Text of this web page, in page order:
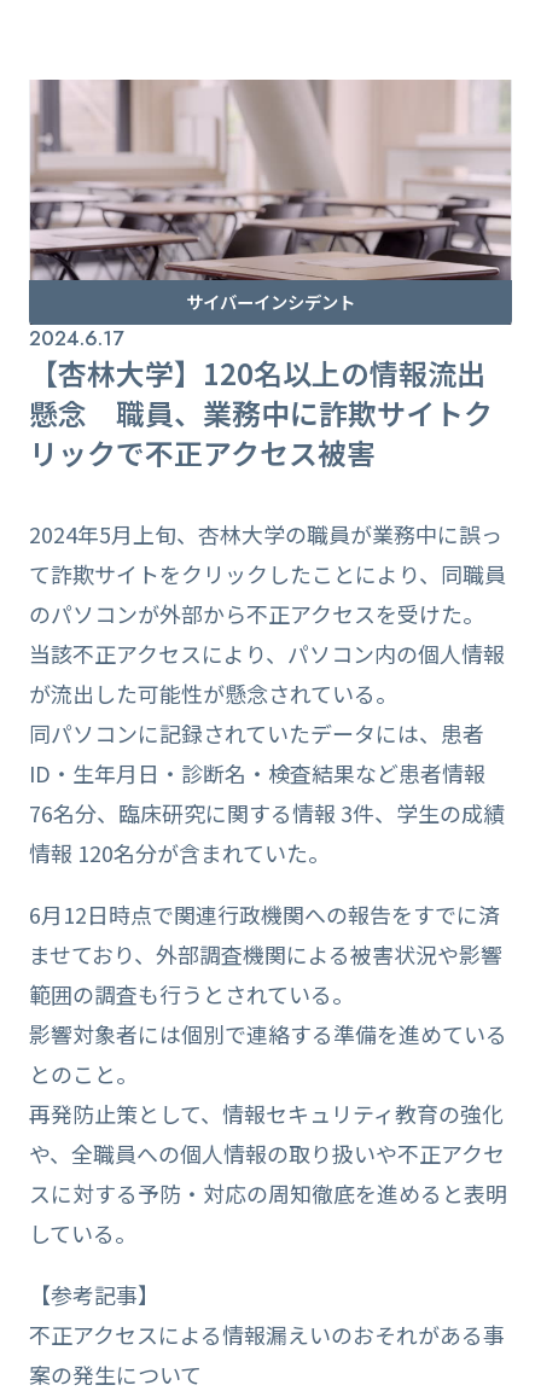
サイバーインシデント
2024.6.17
【杏林大学】120名以上の情報流出
懸念 職員、業務中に詐欺サイトク
リックで不正アクセス被害
2024年5月上旬、杏林大学の職員が業務中に誤っ
て詐欺サイトをクリックしたことにより、同職員
のパソコンが外部から不正アクセスを受けた。
当該不正アクセスにより、パソコン内の個人情報
が流出した可能性が懸念されている。
同パソコンに記録されていたデータには、患者
ID・生年月日・診断名・検査結果など患者情報
76名分、臨床研究に関する情報 3件、学生の成績
情報 120名分が含まれていた。
6月12日時点で関連行政機関への報告をすでに済
ませており、外部調査機関による被害状況や影響
範囲の調査も行うとされている。
影響対象者には個別で連絡する準備を進めている
とのこと。
再発防止策として、情報セキュリティ教育の強化
や、全職員への個人情報の取り扱いや不正アクセ
スに対する予防・対応の周知徹底を進めると表明
している。
【参考記事】
不正アクセスによる情報漏えいのおそれがある事
案の発生について